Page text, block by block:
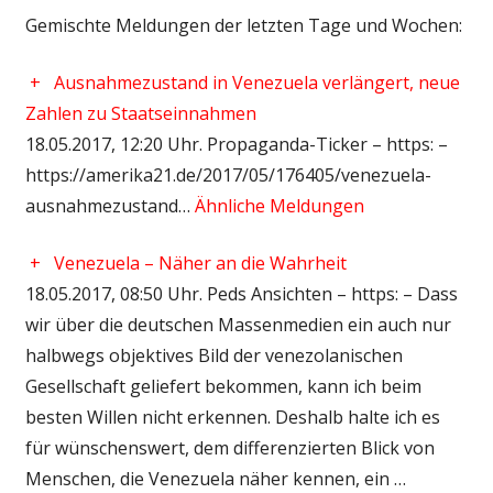
Politik
Gemischte Meldungen der letzten Tage und Wochen:
+ Ausnahmezustand in Venezuela verlängert, neue
Zahlen zu Staatseinnahmen
18.05.2017, 12:20 Uhr. Propaganda-Ticker – https: –
https://amerika21.de/2017/05/176405/venezuela-
ausnahmezustand… Ähnliche Meldungen
+ Venezuela – Näher an die Wahrheit
18.05.2017, 08:50 Uhr. Peds Ansichten – https: – Dass
wir über die deutschen Massenmedien ein auch nur
halbwegs objektives Bild der venezolanischen
Gesellschaft geliefert bekommen, kann ich beim
besten Willen nicht erkennen. Deshalb halte ich es
für wünschenswert, dem differenzierten Blick von
Menschen, die Venezuela näher kennen, ein …